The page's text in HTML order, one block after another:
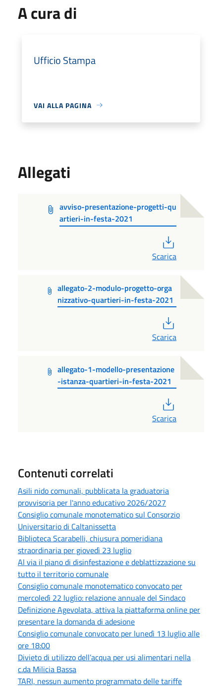
A cura di
Ufficio Stampa
VAI ALLA PAGINA
Allegati
avviso-presentazione-progetti-qu
artieri-in-festa-2021
Scarica
allegato-2-modulo-progetto-orga
nizzativo-quartieri-in-festa-2021
Scarica
allegato-1-modello-presentazione
-istanza-quartieri-in-festa-2021
Scarica
Contenuti correlati
Asili nido comunali, pubblicata la graduatoria
provvisoria per l'anno educativo 2026/2027
Consiglio comunale monotematico sul Consorzio
Universitario di Caltanissetta
Biblioteca Scarabelli, chiusura pomeridiana
straordinaria per giovedì 23 luglio
Al via il piano di disinfestazione e deblattizzazione su
tutto il territorio comunale
Consiglio comunale monotematico convocato per
mercoledì 22 luglio: relazione annuale del Sindaco
Definizione Agevolata, attiva la piattaforma online per
presentare la domanda di adesione
Consiglio comunale convocato per lunedì 13 luglio alle
ore 18:00
Divieto di utilizzo dell’acqua per usi alimentari nella
c.da Milicia Bassa
TARI, nessun aumento programmato delle tariffe